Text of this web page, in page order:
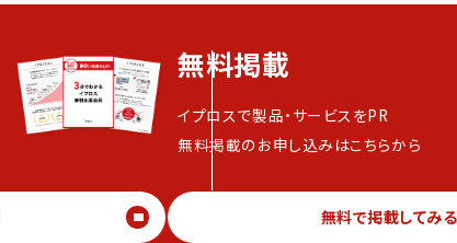
無料掲載
イプロスで製品・サービスをPR
無料掲載のお申し込みはこちらから
無料で掲載してみる